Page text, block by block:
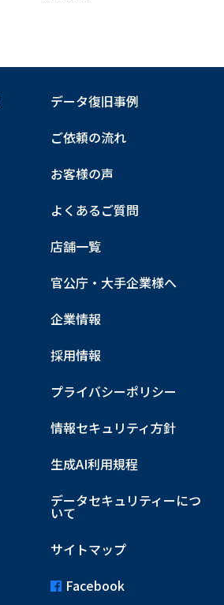
データ復旧事例
ご依頼の流れ
お客様の声
よくあるご質問
店舗一覧
官公庁・大手企業様へ
企業情報
採用情報
プライバシーポリシー
情報セキュリティ方針
生成AI利用規程
データセキュリティーにつ
いて
サイトマップ
Facebook